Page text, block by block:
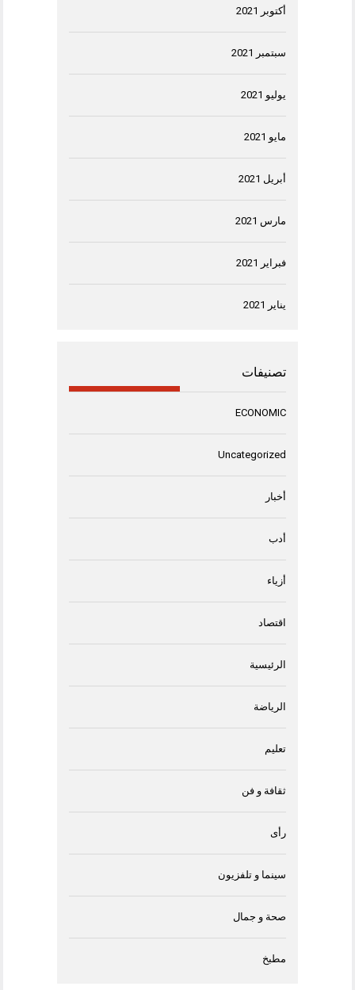
أكتوبر 2021
سبتمبر 2021
يوليو 2021
مايو 2021
أبريل 2021
مارس 2021
فبراير 2021
يناير 2021
تصنيفات
ECONOMIC
Uncategorized
أخبار
أدب
أزياء
اقتصاد
الرئيسية
الرياضة
تعليم
ثقافة و فن
رأى
سينما و تلفزيون
صحة و جمال
مطبخ